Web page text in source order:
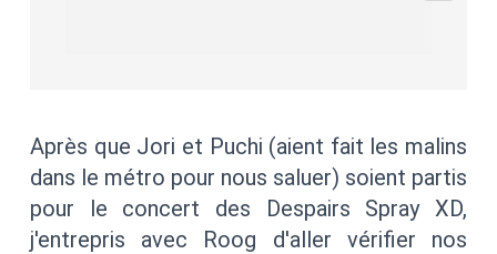
Après que Jori et Puchi (aient fait les malins
dans le métro pour nous saluer) soient partis
pour le concert des Despairs Spray XD,
j'entrepris avec Roog d'aller vérifier nos